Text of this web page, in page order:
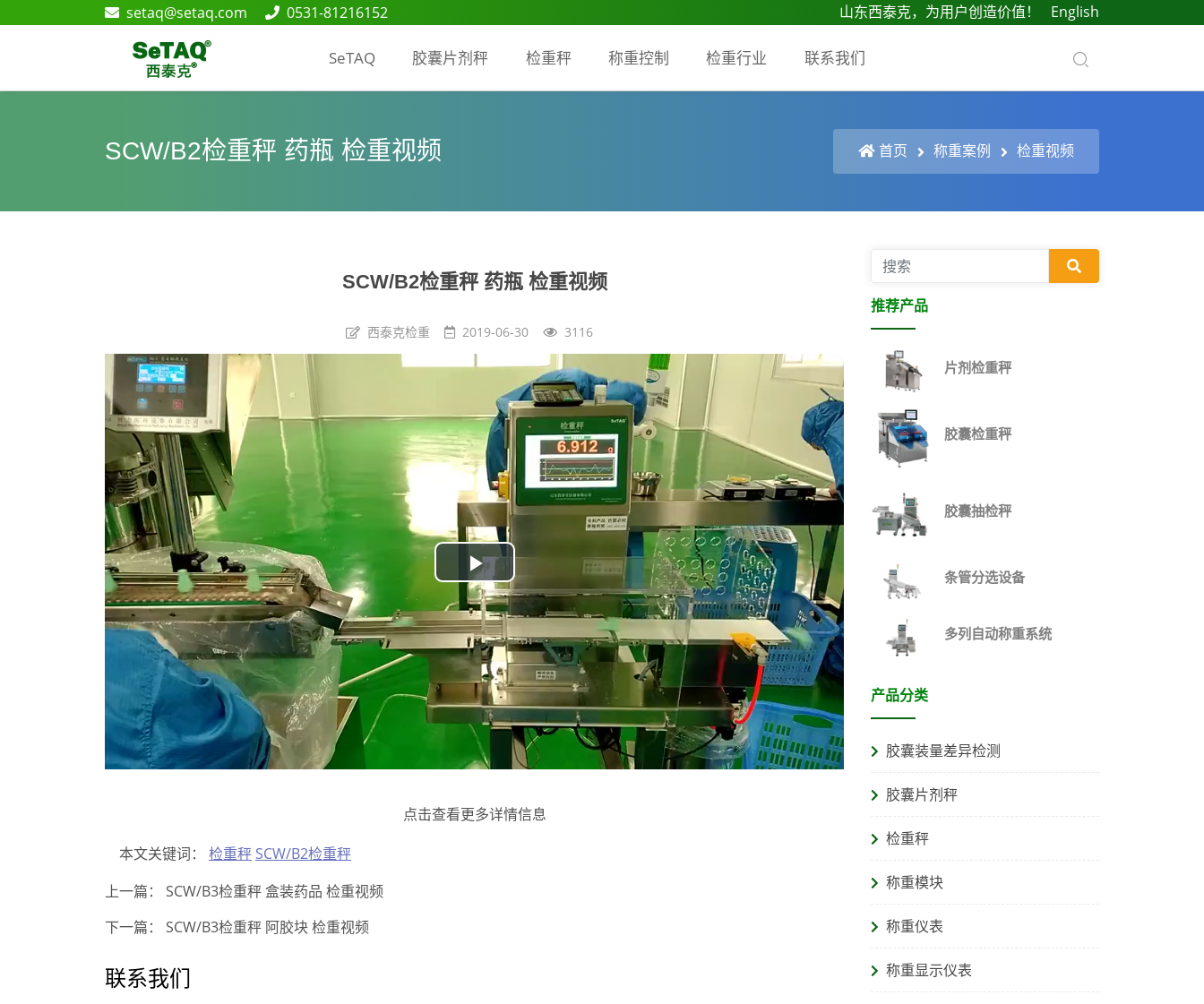
setaq@setaq.com 0531-81216152 山东西泰克，为用户创造价值！ English
SeTAQ 胶囊片剂秤 检重秤 称重控制 检重行业 联系我们
SCW/B2检重秤 药瓶 检重视频 首页 称重案例 检重视频
推荐产品
片剂检重秤
胶囊检重秤
胶囊抽检秤
条管分选设备
多列自动称重系统
产品分类
胶囊装量差异检测
胶囊片剂秤
检重秤
称重模块
称重仪表
称重显示仪表
SCW/B2检重秤 药瓶 检重视频
西泰克检重 2019-06-30 3116
Play
Video
点击查看更多详情信息
本文关键词： 检重秤 SCW/B2检重秤
上一篇：
SCW/B3检重秤 盒装药品 检重视频
下一篇：
SCW/B3检重秤 阿胶块 检重视频
联系我们